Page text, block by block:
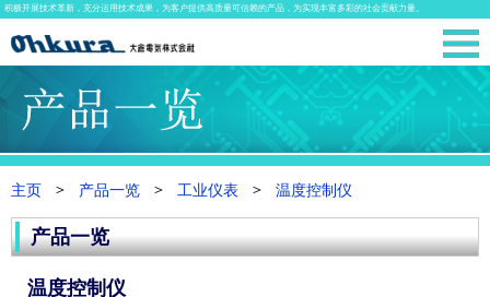
积极开展技术革新，充分运用技术成果，为客户提供高质量可信赖的产品，为实现丰富多彩的社会贡献力量。
主页 产品一览 工业仪表 温度控制仪
产品一览
温度控制仪